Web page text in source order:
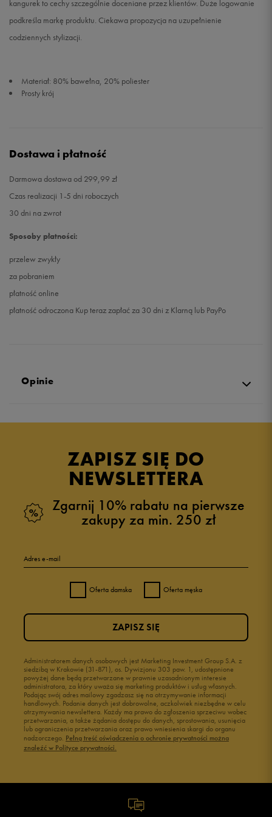
kangurek to cechy szczególnie doceniane przez klientów. Duże logowanie
podkreśla markę produktu. Ciekawa propozycja na uzupełnienie
codziennych stylizacji.
Materiał: 80% bawełna, 20% poliester
Prosty krój
Dostawa i płatność
Darmowa dostawa od 299,99 zł
Czas realizacji 1-5 dni roboczych
30 dni na zwrot
Sposoby płatności:
przelew zwykły
za pobraniem
płatność online
płatność odroczona Kup teraz zapłać za 30 dni z Klarną lub PayPo
Opinie
ZAPISZ SIĘ DO
NEWSLETTERA
Zgarnij 10% rabatu na pierwsze
zakupy za min. 250 zł
Adres e-mail
Oferta damska Oferta męska
Administratorem danych osobowych jest Marketing Investment Group S.A. z
siedzibą w Krakowie (31-871), os. Dywizjonu 303 paw. 1, udostępnione
powyżej dane będą przetwarzane w prawnie uzasadnionym interesie
administratora, za który uważa się marketing produktów i usług własnych.
Podając swój adres mailowy zgadzasz się na otrzymywanie informacji
handlowych. Podanie danych jest dobrowolne, aczkolwiek niezbędne w celu
otrzymywania newslettera. Każdy ma prawo do zgłoszenia sprzeciwu wobec
przetwarzania, a także żądania dostępu do danych, sprostowania, usunięcia
lub ograniczenia przetwarzania oraz prawo wniesienia skargi do organu
nadzorczego. Pełną treść oświadczenia o ochronie prywatności można
znaleźć w Polityce prywatności.
ZAPISZ SIĘ